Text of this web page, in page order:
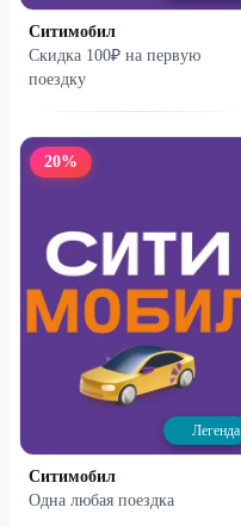
Ситимобил
Скидка 100₽ на первую
поездку
20%
Легенда
Ситимобил
Одна любая поездка